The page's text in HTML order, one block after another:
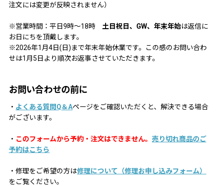
注文には変更が反映されません）
※営業時間：平日9時〜18時 土日祝日、GW、年末年始は返信に
お日にちを頂戴します。
※2026年1月4日(日)まで年末年始休業です。この感のお問い合わ
せは1月5日より順次お返事させていただきます。
お問い合わせの前に
・ よくある質問Q＆Aページをご確認いただくと、解決できる場合
がございます。
・ このフォームから予約・注文はできません。 売り切れ商品のご
予約はこちら
・修理をご希望の方は修理について（修理お申し込みフォーム）
をご覧ください。